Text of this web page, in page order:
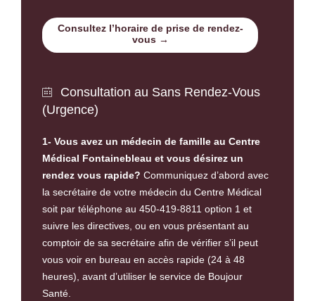
Consultez l’horaire de prise de rendez-
vous →

Consultation au Sans Rendez-Vous
(Urgence)
1- Vous avez un médecin de famille au Centre
Médical Fontainebleau et vous désirez un
rendez vous rapide? Communiquez d’abord avec
la secrétaire de votre médecin du Centre Médical
soit par téléphone au 450-419-8811 option 1 et
suivre les directives, ou en vous présentant au
comptoir de sa secrétaire afin de vérifier s’il peut
vous voir en bureau en accès rapide (24 à 48
heures), avant d’utiliser le service de Boujour
Santé.